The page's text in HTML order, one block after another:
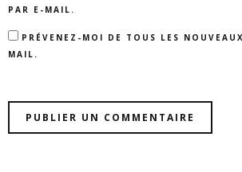
PAR E-MAIL.
PRÉVENEZ-MOI DE TOUS LES
MAIL.